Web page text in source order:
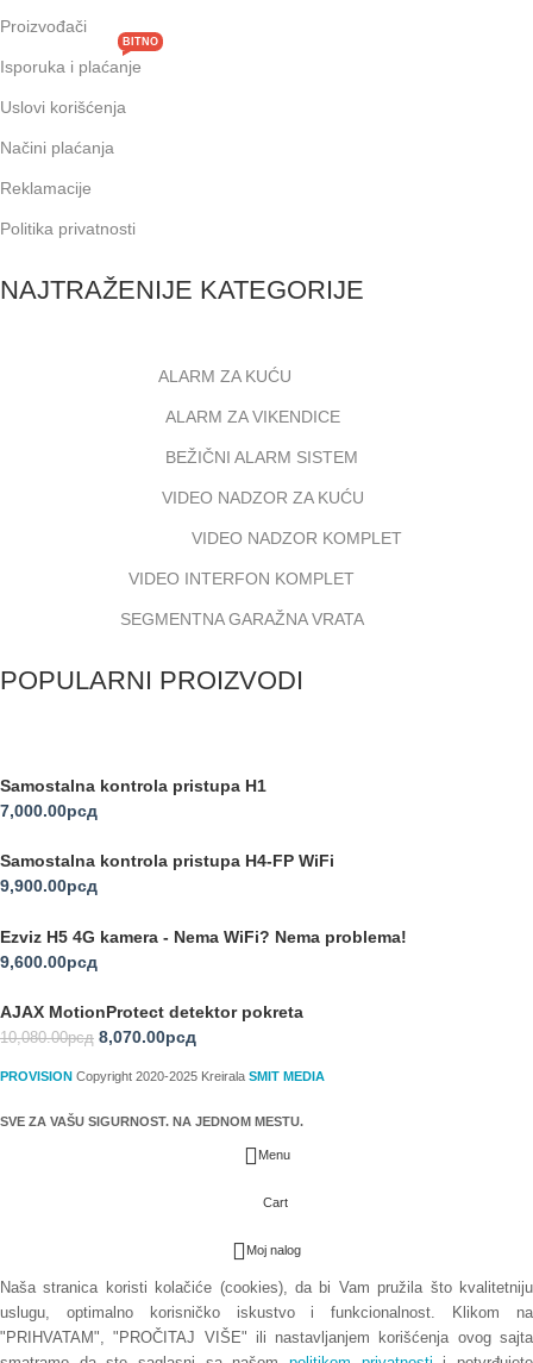
Proizvođači
Isporuka i plaćanje
BITNO
Uslovi korišćenja
Načini plaćanja
Reklamacije
Politika privatnosti
NAJTRAŽENIJE KATEGORIJE
ALARM ZA KUĆU
ALARM ZA VIKENDICE
BEŽIČNI ALARM SISTEM
VIDEO NADZOR ZA KUĆU
VIDEO NADZOR KOMPLET
VIDEO INTERFON KOMPLET
SEGMENTNA GARAŽNA VRATA
POPULARNI PROIZVODI
Samostalna kontrola pristupa H1
7,000.00рсд
Samostalna kontrola pristupa H4-FP WiFi
9,900.00рсд
Ezviz H5 4G kamera - Nema WiFi? Nema problema!
9,600.00рсд
AJAX MotionProtect detektor pokreta
10,080.00рсд 8,070.00рсд
PROVISION Copyright 2020-2025 Kreirala SMIT MEDIA
SVE ZA VAŠU SIGURNOST. NA JEDNOM MESTU.
Menu
Cart
Moj nalog
Naša stranica koristi kolačiće (cookies), da bi Vam pružila što kvalitetniju
uslugu, optimalno korisničko iskustvo i funkcionalnost. Klikom na
"PRIHVATAM", "PROČITAJ VIŠE" ili nastavljanjem korišćenja ovog sajta